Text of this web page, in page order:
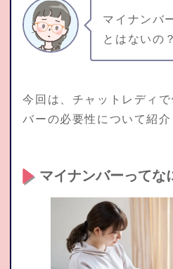
マイナンバ
とはないの？
今回は、チャットレディ
バーの必要性について紹介
マイナンバーってな